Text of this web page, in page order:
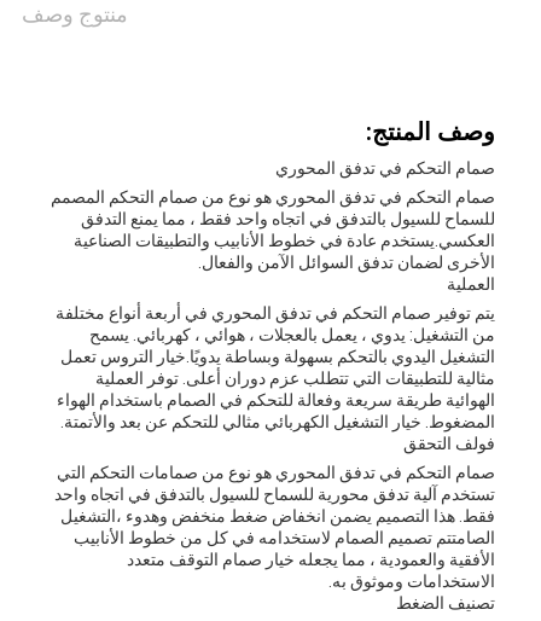
منتوج وصف
وصف المنتج:
صمام التحكم في تدفق المحوري
صمام التحكم في تدفق المحوري هو نوع من صمام التحكم المصمم
للسماح للسيول بالتدفق في اتجاه واحد فقط ، مما يمنع التدفق
العكسي.يستخدم عادة في خطوط الأنابيب والتطبيقات الصناعية
الأخرى لضمان تدفق السوائل الآمن والفعال.
العملية
يتم توفير صمام التحكم في تدفق المحوري في أربعة أنواع مختلفة
من التشغيل: يدوي ، يعمل بالعجلات ، هوائي ، كهربائي. يسمح
التشغيل اليدوي بالتحكم بسهولة وبساطة يدويًا.خيار التروس تعمل
مثالية للتطبيقات التي تتطلب عزم دوران أعلى. توفر العملية
الهوائية طريقة سريعة وفعالة للتحكم في الصمام باستخدام الهواء
المضغوط. خيار التشغيل الكهربائي مثالي للتحكم عن بعد والأتمتة.
فولف التحقق
صمام التحكم في تدفق المحوري هو نوع من صمامات التحكم التي
تستخدم آلية تدفق محورية للسماح للسيول بالتدفق في اتجاه واحد
فقط. هذا التصميم يضمن انخفاض ضغط منخفض وهدوء ،التشغيل
الصامتتم تصميم الصمام لاستخدامه في كل من خطوط الأنابيب
الأفقية والعمودية ، مما يجعله خيار صمام التوقف متعدد
الاستخدامات وموثوق به.
تصنيف الضغط